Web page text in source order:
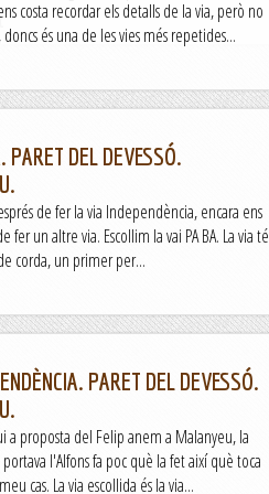
costa recordar els detalls de la via, però no
és una de les vies més repetides...
PARET DEL DEVESSÓ.
de fer la via Independència, encara ens
fer un altre via. Escollim la vai PA BA. La via té
corda, un primer per...
PARET DEL DEVESSÓ.
a proposta del Felip anem a Malanyeu, la
l'Alfons fa poc què la fet així què toca
cas. La via escollida és la via...